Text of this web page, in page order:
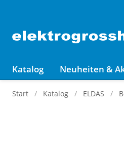
Katalog Neuheiten &
Start Katalog ELDAS